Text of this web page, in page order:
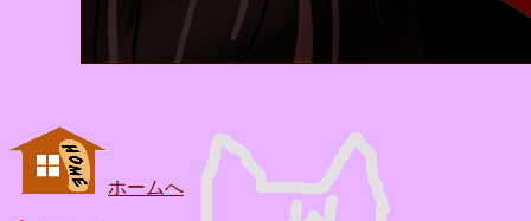
ホームへ